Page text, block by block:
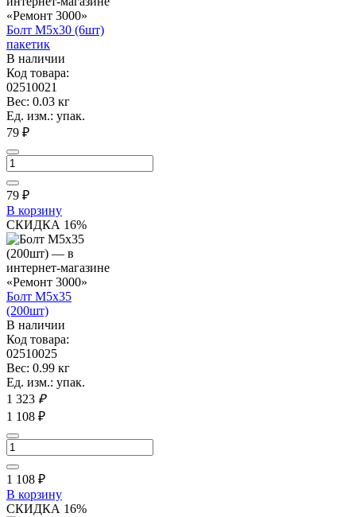
Болт М5х30 (6шт)
пакетик
В наличии
Код товара:
02510021
Вес: 0.03 кг
Ед. изм.: упак.
79 ₽
79 ₽
В корзину
СКИДКА 16%
Болт М5х35
(200шт)
В наличии
Код товара:
02510025
Вес: 0.99 кг
Ед. изм.: упак.
1 323 ₽
1 108 ₽
1 108 ₽
В корзину
СКИДКА 16%